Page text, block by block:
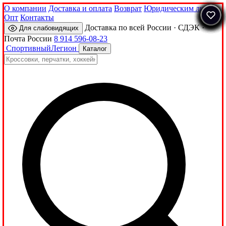
О компании Доставка и оплата Возврат Юридическим лицам
Опт Контакты
Для слабовидящих
Доставка по всей России · СДЭК ·
Почта России 8 914 596-08-23
СпортивныйЛегион Каталог